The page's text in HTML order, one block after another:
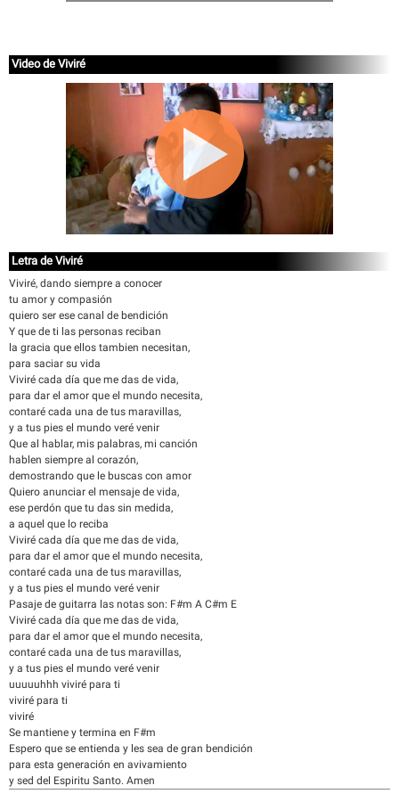
Video de Viviré
Letra de Viviré
Viviré, dando siempre a conocer
tu amor y compasión
quiero ser ese canal de bendición
Y que de ti las personas reciban
la gracia que ellos tambien necesitan,
para saciar su vida
Viviré cada día que me das de vida,
para dar el amor que el mundo necesita,
contaré cada una de tus maravillas,
y a tus pies el mundo veré venir
Que al hablar, mis palabras, mi canción
hablen siempre al corazón,
demostrando que le buscas con amor
Quiero anunciar el mensaje de vida,
ese perdón que tu das sin medida,
a aquel que lo reciba
Viviré cada día que me das de vida,
para dar el amor que el mundo necesita,
contaré cada una de tus maravillas,
y a tus pies el mundo veré venir
Pasaje de guitarra las notas son: F#m A C#m E
Viviré cada día que me das de vida,
para dar el amor que el mundo necesita,
contaré cada una de tus maravillas,
y a tus pies el mundo veré venir
uuuuuhhh viviré para ti
viviré para ti
viviré
Se mantiene y termina en F#m
Espero que se entienda y les sea de gran bendición
para esta generación en avivamiento
y sed del Espiritu Santo. Amen